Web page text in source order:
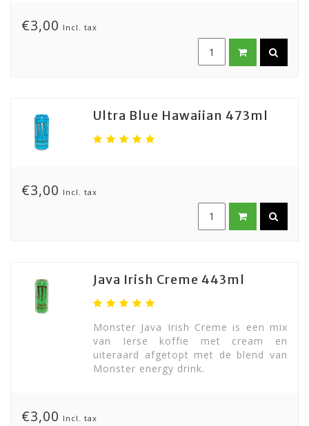
€3,00 Incl. tax
Ultra Blue Hawaiian 473ml
€3,00 Incl. tax
Java Irish Creme 443ml
Monster Java Irish Creme is een mix
van Ierse koffie met cream en
uiteraard afgetopt met de blend van
Monster energy drink.
€3,00 Incl. tax